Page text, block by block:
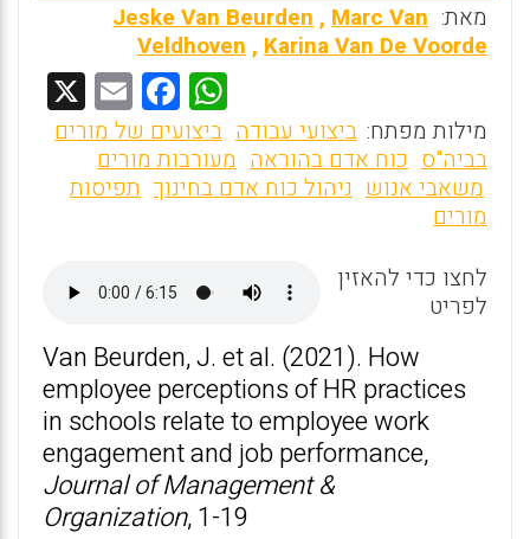
מאת: Jeske Van Beurden,Marc Van
Veldhoven, Karina Van De Voorde
W
h
at
s
p
F
a
ce
b
o
k
E
m
l
מילות מפתח: ביצועי עבודה ביצועים של מורים
בביה"ס כוח אדם בהוראה מעורבות מורים
משאבי אנוש ניהול כוח אדם בחינוך תפיסות
מורים
לחצו כדי להאזין
לפריט
Van Beurden, J. et al. (2021). How
employee perceptions of HR practices
in schools relate to employee work
engagement and job performance,
Journal of Management &
Organization, 1-19